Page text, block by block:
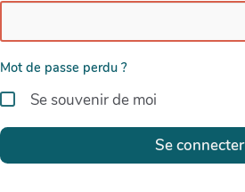
Mot de passe perdu ?
Se souvenir de moi
Se connecter